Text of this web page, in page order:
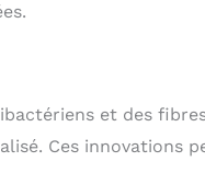
et des
Ces innovations